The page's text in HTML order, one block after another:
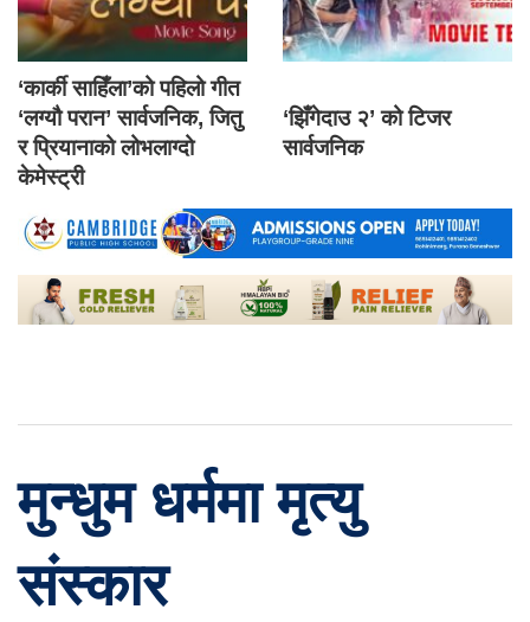
‘कार्की साहिँला’को पहिलो गीत
‘लग्यौ परान’ सार्वजनिक, जितु
र प्रियानाको लोभलाग्दो
केमेस्ट्री
‘झिँगेदाउ २’ को टिजर
सार्वजनिक
मुन्धुम धर्ममा मृत्यु
संस्कार